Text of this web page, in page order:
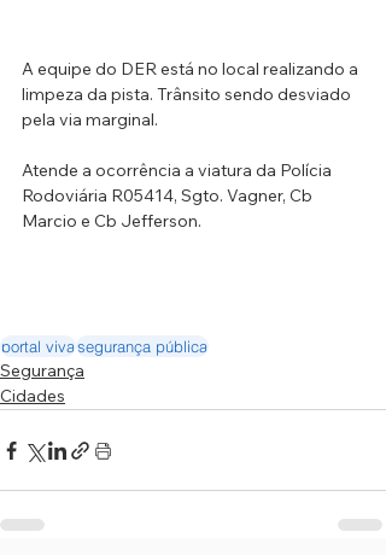
A equipe do DER está no local realizando a
limpeza da pista. Trânsito sendo desviado
pela via marginal.
Atende a ocorrência a viatura da Polícia
Rodoviária R05414, Sgto. Vagner, Cb
Marcio e Cb Jefferson.
portal vivasegurança pública
Segurança
Cidades